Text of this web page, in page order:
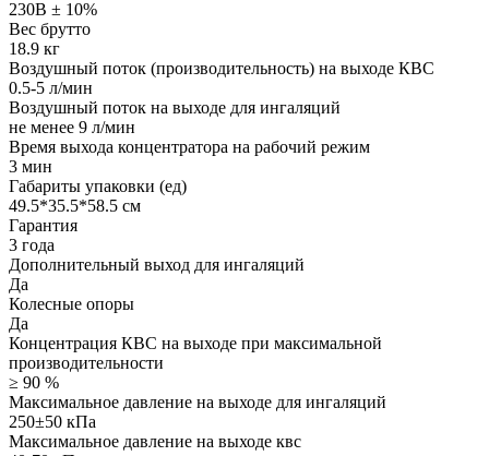
230В ± 10%
Вес брутто
18.9 кг
Воздушный поток (производительность) на выходе КВС
0.5-5 л/мин
Воздушный поток на выходе для ингаляций
не менее 9 л/мин
Время выхода концентратора на рабочий режим
3 мин
Габариты упаковки (ед)
49.5*35.5*58.5 см
Гарантия
3 года
Дополнительный выход для ингаляций
Да
Колесные опоры
Да
Концентрация КВС на выходе при максимальной
производительности
≥ 90 %
Максимальное давление на выходе для ингаляций
250±50 кПа
Максимальное давление на выходе квс